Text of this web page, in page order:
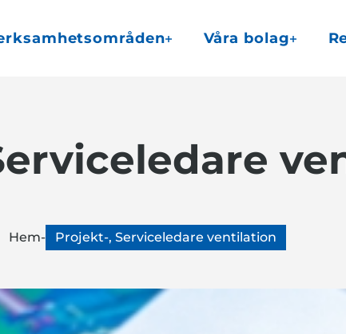
Våra bolag
Hem- Projekt-, Serviceledare ventilation